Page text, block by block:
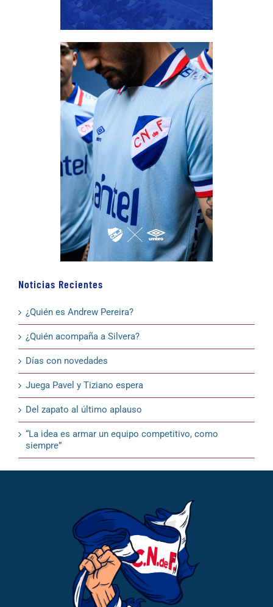
Noticias Recientes
¿Quién es Andrew Pereira?
¿Quién acompaña a Silvera?
Días con novedades
Juega Pavel y Tiziano espera
Del zapato al último aplauso
“La idea es armar un equipo competitivo, como
siempre”